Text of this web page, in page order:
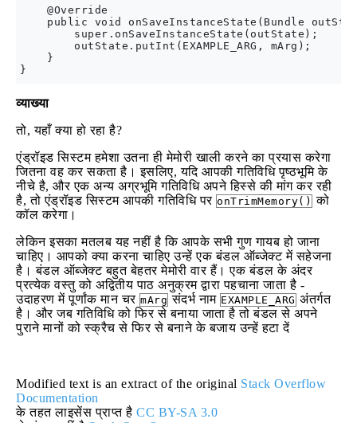
    @Override
public void onSaveInstanceState(Bundle
        super.onSaveInstanceState(outState);
        outState.putInt(EXAMPLE_ARG, mArg);
    }
व्याख्या
तो, यहाँ क्या हो रहा है?
एंड्रॉइड सिस्टम हमेशा उतना ही मेमोरी खाली करने का प्रयास करेगा
जितना वह कर सकता है। इसलिए, यदि आपकी गतिविधि पृष्ठभूमि के
नीचे है, और एक अन्य अग्रभूमि गतिविधि अपने हिस्से की मांग कर रही
है, तो एंड्रॉइड सिस्टम आपकी गतिविधि पर onTrimMemory() को
कॉल करेगा।
लेकिन इसका मतलब यह नहीं है कि आपके सभी गुण गायब हो जाना
चाहिए। आपको क्या करना चाहिए उन्हें एक बंडल ऑब्जेक्ट में सहेजना
है। बंडल ऑब्जेक्ट बहुत बेहतर मेमोरी वार हैं। एक बंडल के अंदर
प्रत्येक वस्तु को अद्वितीय पाठ अनुक्रम द्वारा पहचाना जाता है -
उदाहरण में पूर्णांक मान चर mArg संदर्भ नाम EXAMPLE_ARG अंतर्गत
है। और जब गतिविधि को फिर से बनाया जाता है तो बंडल से अपने
पुराने मानों को स्क्रैच से फिर से बनाने के बजाय उन्हें हटा दें
Modified text is an extract of the original Stack Overflow
Documentation
के तहत लाइसेंस प्राप्त है CC BY-SA 3.0